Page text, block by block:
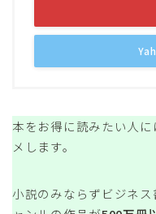
本をお得に読みたい人に
メします。
小説のみならずビジネ